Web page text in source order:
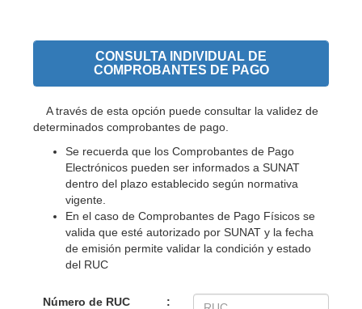
CONSULTA INDIVIDUAL DE
COMPROBANTES DE PAGO
A través de esta opción puede consultar la validez de
determinados comprobantes de pago.
Se recuerda que los Comprobantes de Pago
Electrónicos pueden ser informados a SUNAT
dentro del plazo establecido según normativa
vigente.
En el caso de Comprobantes de Pago Físicos se
valida que esté autorizado por SUNAT y la fecha
de emisión permite validar la condición y estado
del RUC
Número de RUC
: